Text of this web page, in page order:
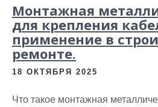
Монтажная
для крепления
применение в
ремонте.
18 ОКТЯБРЯ 2025
Что такое монтажная